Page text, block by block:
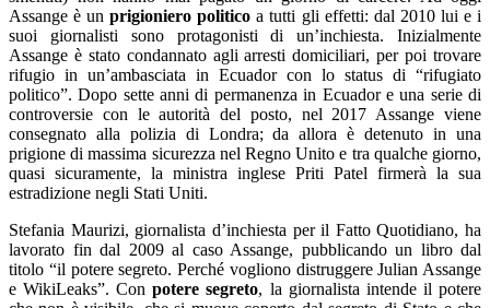
Assange è unprigioniero politico a tutti gli effetti: dal 2010 lui e i
suoi giornalisti sono protagonisti di un’inchiesta. Inizialmente
Assange è stato condannato agli arresti domiciliari, per poi trovare
rifugio in un’ambasciata in Ecuador con lo status di “rifugiato
politico”. Dopo sette anni di permanenza in Ecuador e una serie di
controversie con le autorità del posto, nel 2017 Assange viene
consegnato alla polizia di Londra; da allora è detenuto in una
prigione di massima sicurezza nel Regno Unito e tra qualche giorno,
quasi sicuramente, la ministra inglese Priti Patel firmerà la sua
estradizione negli Stati Uniti.
Stefania Maurizi, giornalista d’inchiesta per il Fatto Quotidiano, ha
lavorato fin dal 2009 al caso Assange, pubblicando un libro dal
titolo “il potere segreto. Perché vogliono distruggere Julian Assange
e WikiLeaks”. Conpotere segreto, la giornalista intende il potere